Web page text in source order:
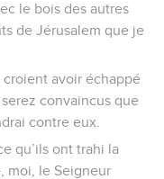
le bois des autres
de Jérusalem que je
croient avoir échappé
convaincus que
contre eux.
qu’ils ont trahi la
moi, le Seigneur